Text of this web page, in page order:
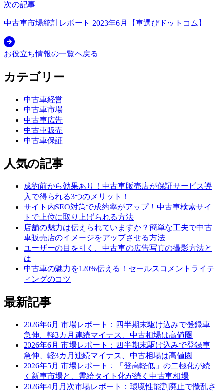
次の記事
中古車市場統計レポート 2023年6月【車選びドットコム】
お役立ち情報の一覧へ戻る
カテゴリー
中古車経営
中古車市場
中古車広告
中古車販売
中古車保証
人気の記事
成約前から効果あり！中古車販売店が保証サービス導
入で得られる3つのメリット！
サイト内SEO対策で成約率がアップ！中古車検索サイ
トで上位に取り上げられる方法
店舗の魅力は伝えられていますか？簡単な工夫で中古
車販売店のイメージをアップさせる方法
ユーザーの目を引く、中古車の広告写真の撮影方法と
は
中古車の魅力を120%伝える！セールスコメントライテ
ィングのコツ
最新記事
2026年6月 市場レポート：四半期末駆け込みで登録車
急伸、軽3カ月連続マイナス、中古相場は高値圏
2026年6月 市場レポート：四半期末駆け込みで登録車
急伸、軽3カ月連続マイナス、中古相場は高値圏
2026年5月 市場レポート：「登高軽低」の二極化が続
く新車市場と、需給タイト化が続く中古車相場
2026年4月月次市場レポート：環境性能割廃止で攪乱さ